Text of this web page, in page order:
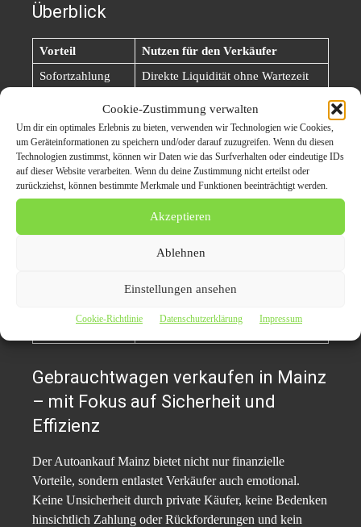
Cookie-Zustimmung verwalten
Um dir ein optimales Erlebnis zu bieten, verwenden wir Technologien wie Cookies,
um Geräteinformationen zu speichern und/oder darauf zuzugreifen. Wenn du diesen
Technologien zustimmst, können wir Daten wie das Surfverhalten oder eindeutige IDs
auf dieser Website verarbeiten. Wenn du deine Zustimmung nicht erteilst oder
zurückziehst, können bestimmte Merkmale und Funktionen beeinträchtigt werden.
Akzeptieren
Ablehnen
Einstellungen ansehen
Cookie-Richtlinie Datenschutzerklärung Impressum
Überblick
Vorteil
Nutzen für den Verkäufer
Sofortzahlung
Direkte Liquidität ohne Wartezeit
inklusive
Kein eigener Transport erforderlich
Ankauf aller
Zustände
Auch Unfall- &
Motorschadenfahrzeuge
Exportoptionen
Höhere Verkaufspreise möglich
Inseratskosten
Gebrauchtwagen verkaufen in Mainz
– mit Fokus auf Sicherheit und
Effizienz
Der Autoankauf Mainz bietet nicht nur finanzielle
Vorteile, sondern entlastet Verkäufer auch emotional.
Keine Unsicherheit durch private Käufer, keine Bedenken
hinsichtlich Zahlung oder Rückforderungen und kein